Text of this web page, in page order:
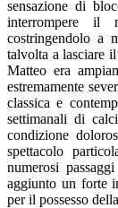
sensazione di
interrompere il
costringendolo a
talvolta a lasciare
Matteo era
estremamente
classica e
settimanali di
condizione
spettacolo
numerosi
aggiunto un forte
per il possesso